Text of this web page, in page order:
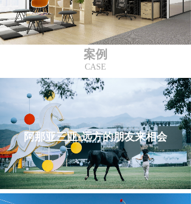
案例
CASE
阿那亚三亚·远方的朋友来相会